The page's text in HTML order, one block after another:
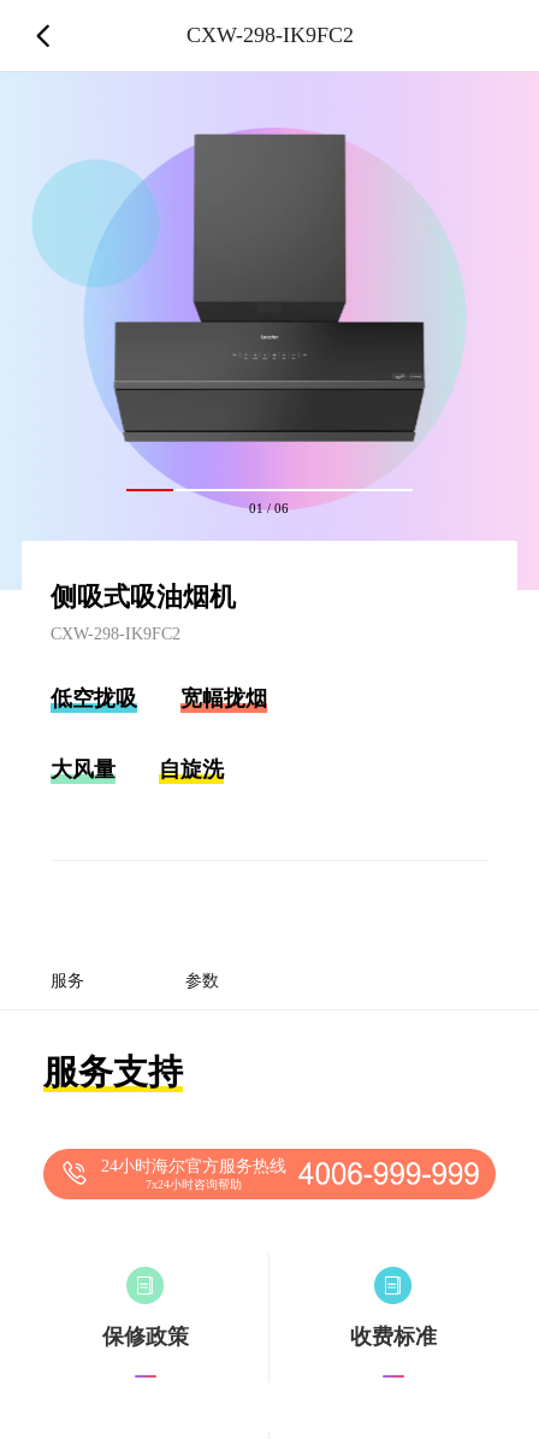
01/06
侧吸式吸油烟机
CXW-298-IK9FC2
低空拢吸 宽幅拢烟
大风量 自旋洗
服务 参数
服务支持
24小时海尔官方服务热线
7x24小时咨询帮助
保修政策 收费标准
CXW-298-IK9FC2